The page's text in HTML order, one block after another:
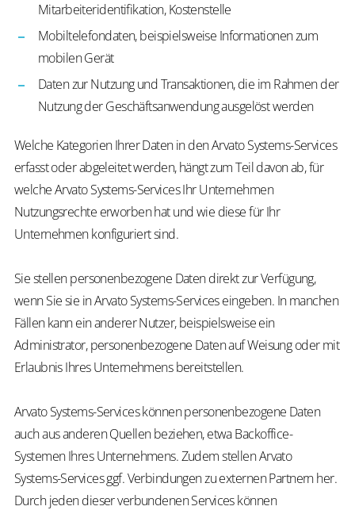
Mitarbeiteridentifikation, Kostenstelle
Mobiltelefondaten, beispielsweise Informationen zum
mobilen Gerät
Daten zur Nutzung und Transaktionen, die im Rahmen der
Nutzung der Geschäftsanwendung ausgelöst werden
Welche Kategorien Ihrer Daten in den Arvato Systems-Services
erfasst oder abgeleitet werden, hängt zum Teil davon ab, für
welche Arvato Systems-Services Ihr Unternehmen
Nutzungsrechte erworben hat und wie diese für Ihr
Unternehmen konfiguriert sind.
Sie stellen personenbezogene Daten direkt zur Verfügung,
wenn Sie sie in Arvato Systems-Services eingeben. In manchen
Fällen kann ein anderer Nutzer, beispielsweise ein
Administrator, personenbezogene Daten auf Weisung oder mit
Erlaubnis Ihres Unternehmens bereitstellen.
Arvato Systems-Services können personenbezogene Daten
auch aus anderen Quellen beziehen, etwa Backoffice-
Systemen Ihres Unternehmens. Zudem stellen Arvato
Systems-Services ggf. Verbindungen zu externen Partnern her.
Durch jeden dieser verbundenen Services können